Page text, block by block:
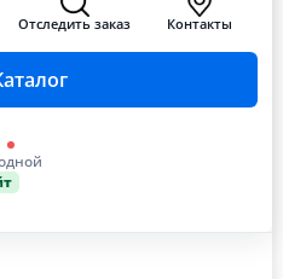
Отследить заказ Контакты